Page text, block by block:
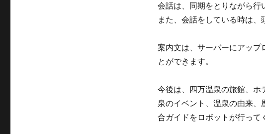
会話は、同期をとりながら行
また、会話をしている時は、
案内文は、サーバーにアップ
とができます。
今後は、四万温泉の旅館、ホ
泉のイベント、温泉の由来
合ガイドをロボットが行って